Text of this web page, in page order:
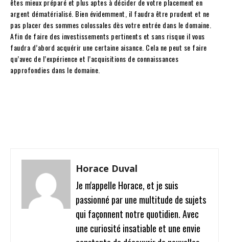
êtes mieux préparé et plus aptes à décider de votre placement en
argent dématérialisé. Bien évidemment, il faudra être prudent et ne
pas placer des sommes colossales dès votre entrée dans le domaine.
Afin de faire des investissements pertinents et sans risque il vous
faudra d’abord acquérir une certaine aisance. Cela ne peut se faire
qu’avec de l’expérience et l’acquisitions de connaissances
approfondies dans le domaine.
Horace Duval
Je m'appelle Horace, et je suis
passionné par une multitude de sujets
qui façonnent notre quotidien. Avec
une curiosité insatiable et une envie